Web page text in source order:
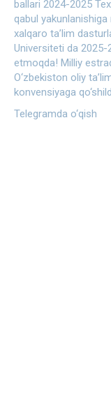
ballari 2024-2025
qabul
xalqaro ta’lim
Universiteti da 2025-
etmoqda! Milliy
O‘zbekiston oliy
konvensiyaga
Telegramda o‘qish